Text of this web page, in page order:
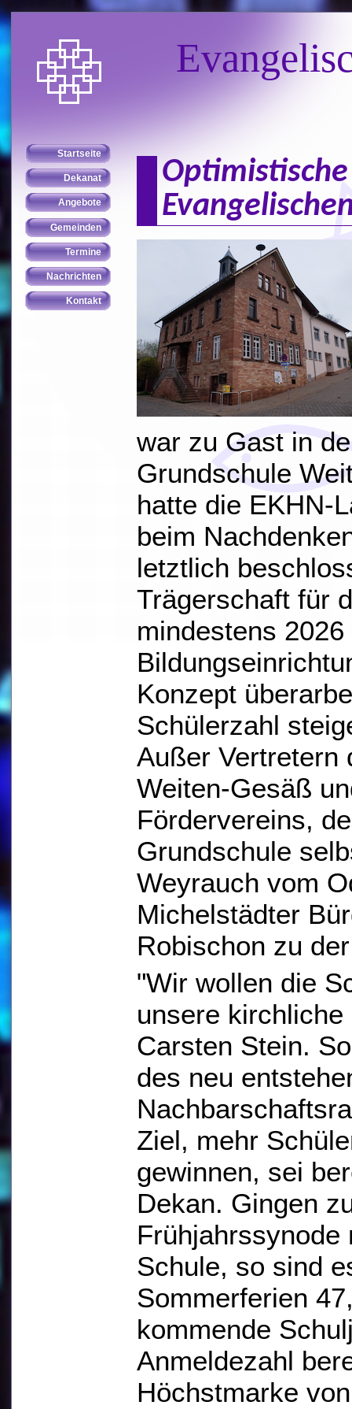
war zu Gast in
Grundschule
hatte die EKHN-
beim
letztlich
Trägerschaft für
mindestens
Konzept
Schülerzahl
Außer Vertretern
Weiten-Gesäß
Fördervereins,
Grundschule
Weyrauch vom
Michelstädter
Robischon zu
"Wir wollen die
unsere
Carsten Stein.
des neu
Ziel, mehr
gewinnen, sei
Dekan. Gingen
Frühjahrssynode
Schule, so sind
Sommerferien
kommende
Anmeldezahl
Höchstmarke